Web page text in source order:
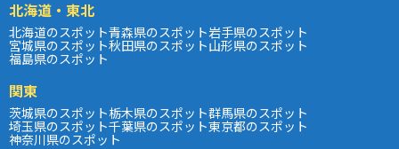
北海道・東北
北海道のスポット青森県のスポット岩手県のスポット
宮城県のスポット秋田県のスポット山形県のスポット
福島県のスポット
関東
茨城県のスポット栃木県のスポット群馬県のスポット
埼玉県のスポット千葉県のスポット東京都のスポット
神奈川県のスポット